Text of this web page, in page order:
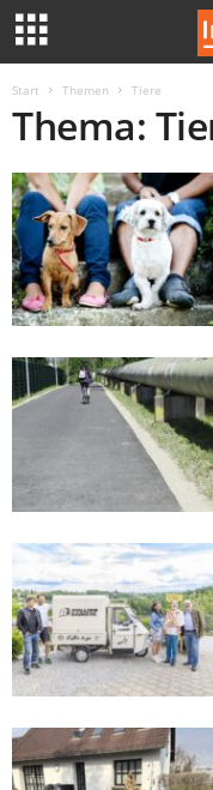
Start Themen Tiere
Thema: